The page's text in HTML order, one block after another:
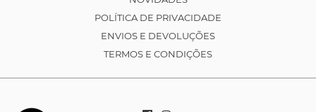
POLÍTICA DE PRIVACIDADE
ENVIOS E DEVOLUÇÕES
TERMOS E CONDIÇÕES